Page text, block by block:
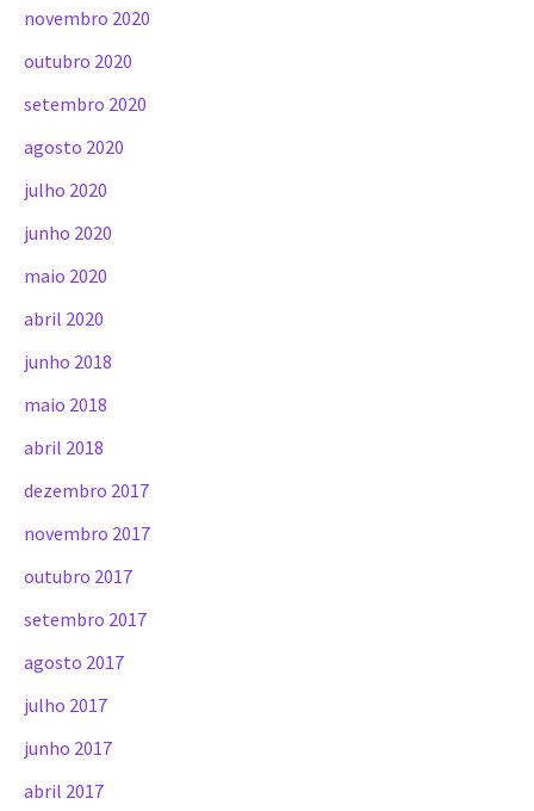
novembro 2020
outubro 2020
setembro 2020
agosto 2020
julho 2020
junho 2020
maio 2020
abril 2020
junho 2018
maio 2018
abril 2018
dezembro 2017
novembro 2017
outubro 2017
setembro 2017
agosto 2017
julho 2017
junho 2017
abril 2017